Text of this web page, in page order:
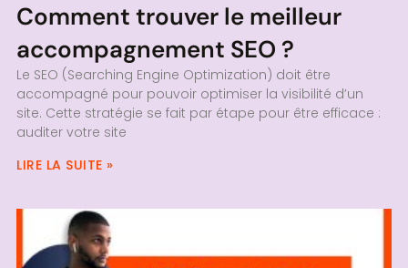
Comment trouver le meilleur
accompagnement SEO ?
Le SEO (Searching Engine Optimization) doit être
accompagné pour pouvoir optimiser la visibilité d’un
site. Cette stratégie se fait par étape pour être efficace :
auditer votre site
LIRE LA SUITE »